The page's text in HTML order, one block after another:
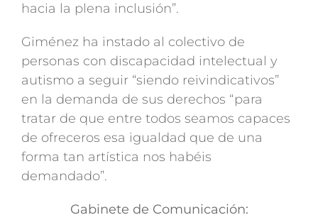
hacia la plena inclusión”.
Giménez ha instado al colectivo de
personas con discapacidad intelectual y
autismo a seguir “siendo reivindicativos”
en la demanda de sus derechos “para
tratar de que entre todos seamos capaces
de ofreceros esa igualdad que de una
forma tan artística nos habéis
demandado”.
Gabinete de Comunicación: